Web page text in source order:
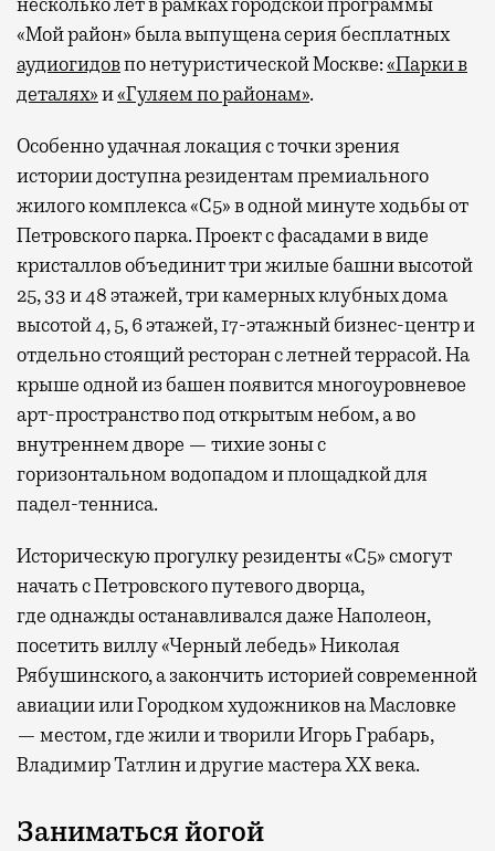
«Мой район» была выпущена серия бесплатных
аудиогидовпо нетуристической Москве:«Парки в
деталях»и«Гуляем по районам».
Особенно удачная локация с точки зрения
истории доступна резидентам премиального
жилого комплекса «С5»в одной минуте ходьбы от
Петровского парка. Проект с фасадами в виде
кристаллов объединит три жилые башни высотой
25, 33 и 48 этажей, три камерных клубных дома
высотой 4, 5, 6 этажей, 17-этажный бизнес-центр и
отдельно стоящий ресторан с летней террасой. На
крыше одной из башен появится многоуровневое
арт-пространство под открытым небом, а во
внутреннем дворе — тихие зоны с
горизонтальном водопадом и площадкой для
падел-тенниса.
Историческую прогулку резиденты «С5» смогут
начать с Петровского путевого дворца,
гдеоднажды останавливался даже Наполеон,
посетить виллу «Черный лебедь» Николая
Рябушинского, а закончить историей современной
авиации или Городком художников на Масловке
— местом, где жили и творили Игорь Грабарь,
Владимир Татлин и другие мастера XX века.
Заниматься йогой